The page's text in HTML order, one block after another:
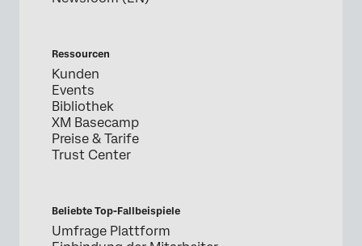
Ressourcen
Kunden
Events
Bibliothek
XM Basecamp
Preise & Tarife
Trust Center
Beliebte Top-Fallbeispiele
Umfrage Plattform